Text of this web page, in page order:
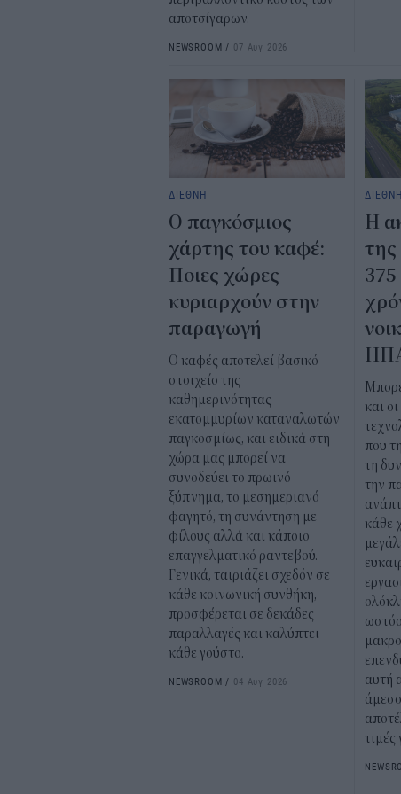
αποτσίγαρων.
NEWSROOM / 07 Αυγ 2026
ΔΙΕΘΝΗ
Ο παγκόσμιος
χάρτης του καφέ:
Ποιες χώρες
κυριαρχούν στην
παραγωγή
Ο καφές αποτελεί βασικό
στοιχείο της
καθημερινότητας
εκατομμυρίων καταναλωτών
παγκοσμίως, και ειδικά στη
χώρα μας μπορεί να
συνοδεύει το πρωινό
ξύπνημα, το μεσημεριανό
φαγητό, τη συνάντηση με
φίλους αλλά και κάποιο
επαγγελματικό ραντεβού.
Γενικά, ταιριάζει σχεδόν σε
κάθε κοινωνική συνθήκη,
προσφέρεται σε δεκάδες
παραλλαγές και καλύπτει
κάθε γούστο.
NEWSROOM / 04 Αυγ 2026
ΔΙΕΘΝΗ
Η
375
και
που
τη
την
κάθε
αυτή